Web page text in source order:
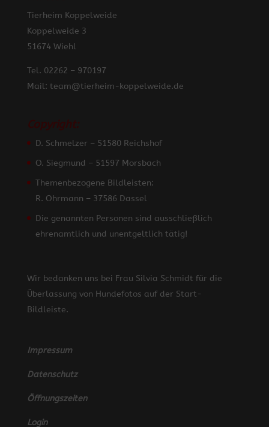
Tierheim Koppelweide
Koppelweide 3
51674 Wiehl
Tel. 02262 – 970197
Mail: team@tierheim-koppelweide.de
D. Schmelzer – 51580 Reichshof
O. Siegmund – 51597 Morsbach
Themenbezogene Bildleisten:
R. Ohrmann – 37586 Dassel
Die genannten Personen sind ausschließlich
ehrenamtlich und unentgeltlich tätig!
Wir bedanken uns bei Frau Silvia Schmidt für die
Überlassung von Hundefotos auf der Start-
Bildleiste.
Impressum
Datenschutz
Öffnungszeiten
Login